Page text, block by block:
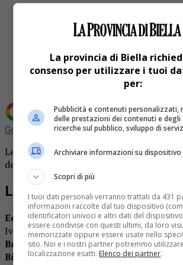
Tweet
Aggiungi La Provincia di Biella come
Google
Le edicole di turno domani mattina.
degli
Le edicole di turno domani
Edicola Luxdi Sola Renzo Via
Ivrea;Edicola del Villaggio di Gioggia
Brognara, Piazza Adua;Celoria, via
Biglia, via Addis Abeba;Tavaglione
La provincia di Biella
consenso per utilizzare i tuoi
per:
Pubblicità e contenuti personalizzati,
delle prestazioni dei contenuti e degli
ricerche sul pubblico, sviluppo di
Archiviare informazioni su
Scopri di più
I tuoi dati personali verranno trattati da 431
informazioni raccolte dal tuo dispositivo
identificatori univoci e altri dati del
essere condivise con questi ultimi, da loro
memorizzate oppure essere usate nello
sito. Noi e i nostri partner potremmo
localizzazione esatti. Elenco dei partner.